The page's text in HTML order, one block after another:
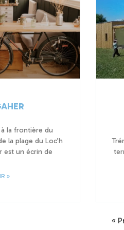
la frontière du
la plage du Loc’h
est un écrin de
»
«